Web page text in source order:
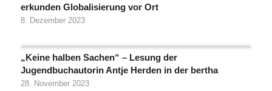
erkunden Globalisierung vor Ort
8. Dezember 2023
„Keine halben Sachen“ – Lesung der
Jugendbuchautorin Antje Herden in der bertha
28. November 2023